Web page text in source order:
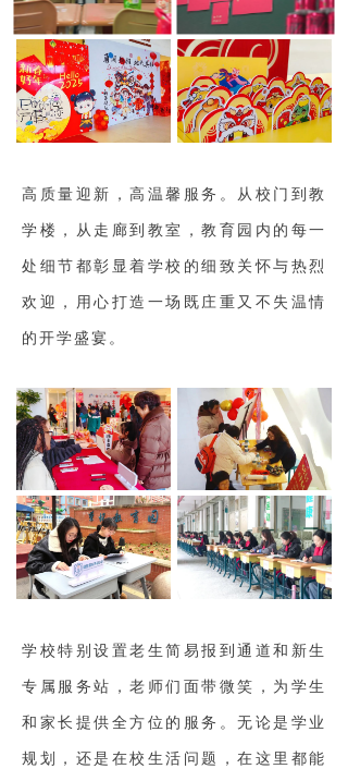
高质量迎新，高温馨服务。从校门到教
学楼，从走廊到教室，教育园内的每一
处细节都彰显着学校的细致关怀与热烈
欢迎，用心打造一场既庄重又不失温情
的开学盛宴。
学校特别设置老生简易报到通道和新生
专属服务站，老师们面带微笑，为学生
和家长提供全方位的服务。无论是学业
规划，还是在校生活问题，在这里都能